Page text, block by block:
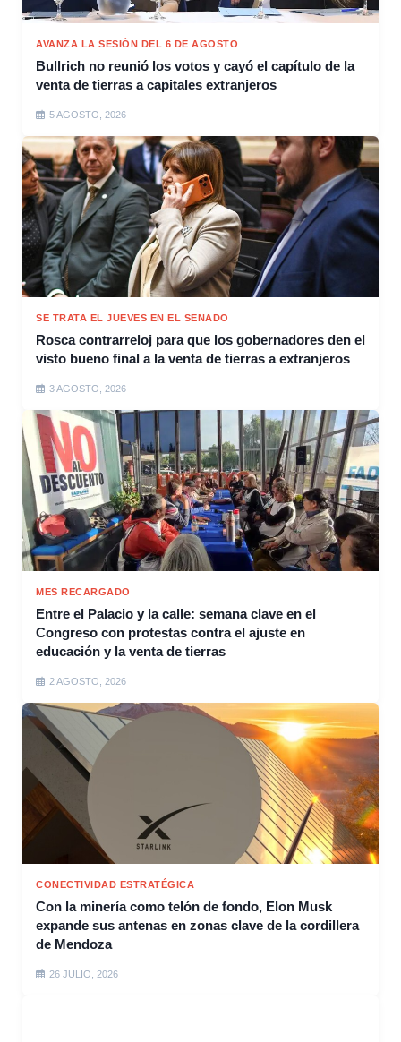
AVANZA LA SESIÓN DEL 6 DE AGOSTO
Bullrich no reunió los votos y cayó el capítulo de la
venta de tierras a capitales extranjeros
5 AGOSTO, 2026
SE TRATA EL JUEVES EN EL SENADO
Rosca contrarreloj para que los gobernadores den el
visto bueno final a la venta de tierras a extranjeros
3 AGOSTO, 2026
MES RECARGADO
Entre el Palacio y la calle: semana clave en el
Congreso con protestas contra el ajuste en
educación y la venta de tierras
2 AGOSTO, 2026
CONECTIVIDAD ESTRATÉGICA
Con la minería como telón de fondo, Elon Musk
expande sus antenas en zonas clave de la cordillera
de Mendoza
26 JULIO, 2026